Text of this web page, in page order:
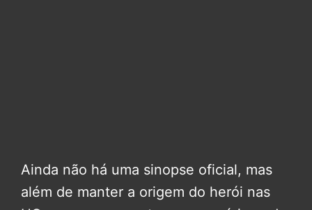
Ainda não há uma sinopse oficial, mas
além de manter a origem do herói nas